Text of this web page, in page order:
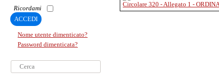
Ricordami
ACCEDI
Nome utente dimenticato?
Password dimenticata?
Cerca...
Circolare 320 - Allegato 1 -